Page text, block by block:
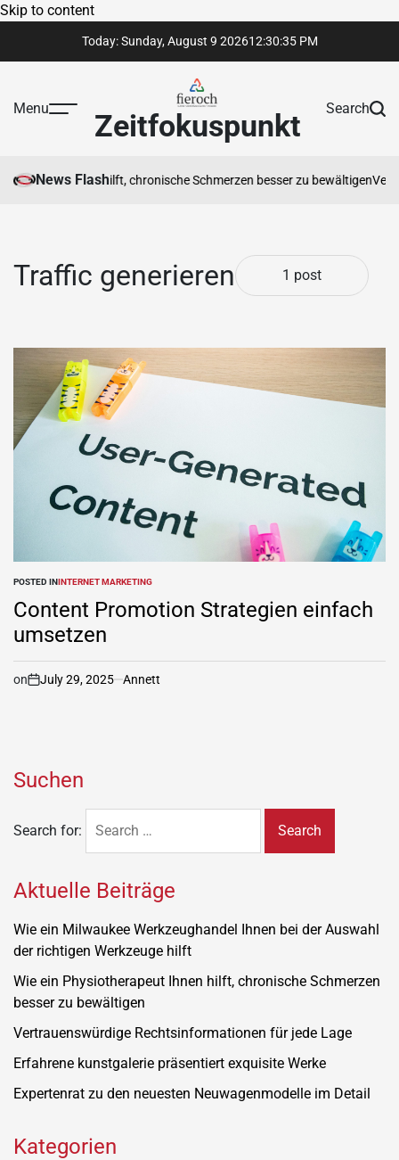
Skip to content
Today: Sunday, August 9 202612:30:35 PM
Menu Zeitfokuspunkt Search
News Flash
Ihnen hilft, chronische Schmerzen besser zu bewältigen
Traffic generieren 1 post
POSTED ININTERNET MARKETING
Content Promotion Strategien einfach
umsetzen
on July 29, 2025 Annett
Suchen
Search for:
Aktuelle Beiträge
Wie ein Milwaukee Werkzeughandel Ihnen bei der Auswahl
der richtigen Werkzeuge hilft
Wie ein Physiotherapeut Ihnen hilft, chronische Schmerzen
besser zu bewältigen
Vertrauenswürdige Rechtsinformationen für jede Lage
Erfahrene kunstgalerie präsentiert exquisite Werke
Expertenrat zu den neuesten Neuwagenmodelle im Detail
Kategorien